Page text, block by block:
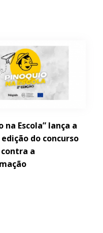
na Escola” lança a
do concurso
a